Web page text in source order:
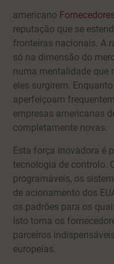
americano
reputação que se
fronteiras nacionais. A
só na dimensão do
numa mentalidade que
eles surgirem.
aperfeiçoam
empresas americanas
completamente novas.
Esta força inovadora é
tecnologia de controlo.
programáveis, os
de acionamento dos
os padrões para os
Isto torna os
parceiros
europeias.